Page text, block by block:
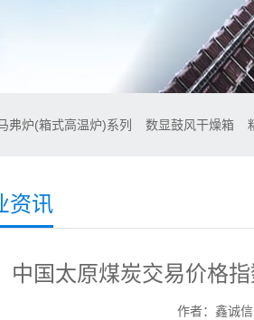
弗炉(箱式高温炉)系列 数显鼓风干燥箱
资讯
中国太原煤炭交易价格
作者：鑫诚信